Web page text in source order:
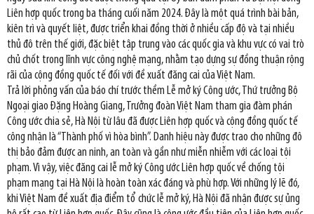
Liên hợp quốc trong ba tháng cuối năm 2024. Đây là một quá trình bài bản,
kiên trì và quyết liệt, được triển khai đồng thời ở nhiều cấp độ và tại nhiều
thủ đô trên thế giới, đặc biệt tập trung vào các quốc gia và khu vực có vai trò
chủ chốt trong lĩnh vực công nghệ mạng, nhằm tạo dựng sự đồng thuận rộng
rãi của cộng đồng quốc tế đối với đề xuất đăng cai của Việt Nam.
Trả lời phỏng vấn của báo chí trước thềm Lễ mở ký Công ước, Thứ trưởng Bộ
Ngoại giao Đặng Hoàng Giang, Trưởng đoàn Việt Nam tham gia đàm phán
Công ước chia sẻ, Hà Nội từ lâu đã được Liên hợp quốc và cộng đồng quốc tế
công nhận là “Thành phố vì hòa bình”. Danh hiệu này được trao cho những đô
thị bảo đảm được an ninh, an toàn và gần như miễn nhiễm với các loại tội
phạm. Vì vậy, việc đăng cai lễ mở ký Công ước Liên hợp quốc về chống tội
phạm mạng tại Hà Nội là hoàn toàn xác đáng và phù hợp. Với những lý lẽ đó,
khi Việt Nam đề xuất địa điểm tổ chức lễ mở ký, Hà Nội đã nhận được sự ủng